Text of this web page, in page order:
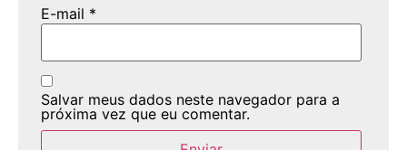
E-mail *
Salvar meus dados neste navegador para a
próxima vez que eu comentar.